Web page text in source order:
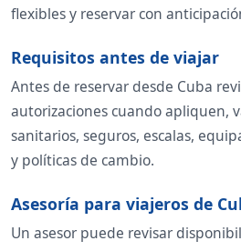
flexibles y reservar con
Requisitos antes de viajar
Antes de reservar desde Cuba
autorizaciones cuando apliquen,
sanitarios, seguros, escalas,
y políticas de cambio.
Asesoría para viajeros de
Un asesor puede revisar